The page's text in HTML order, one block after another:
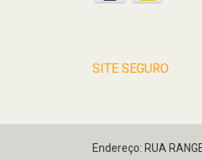
SITE SEGURO
Endereço: RUA